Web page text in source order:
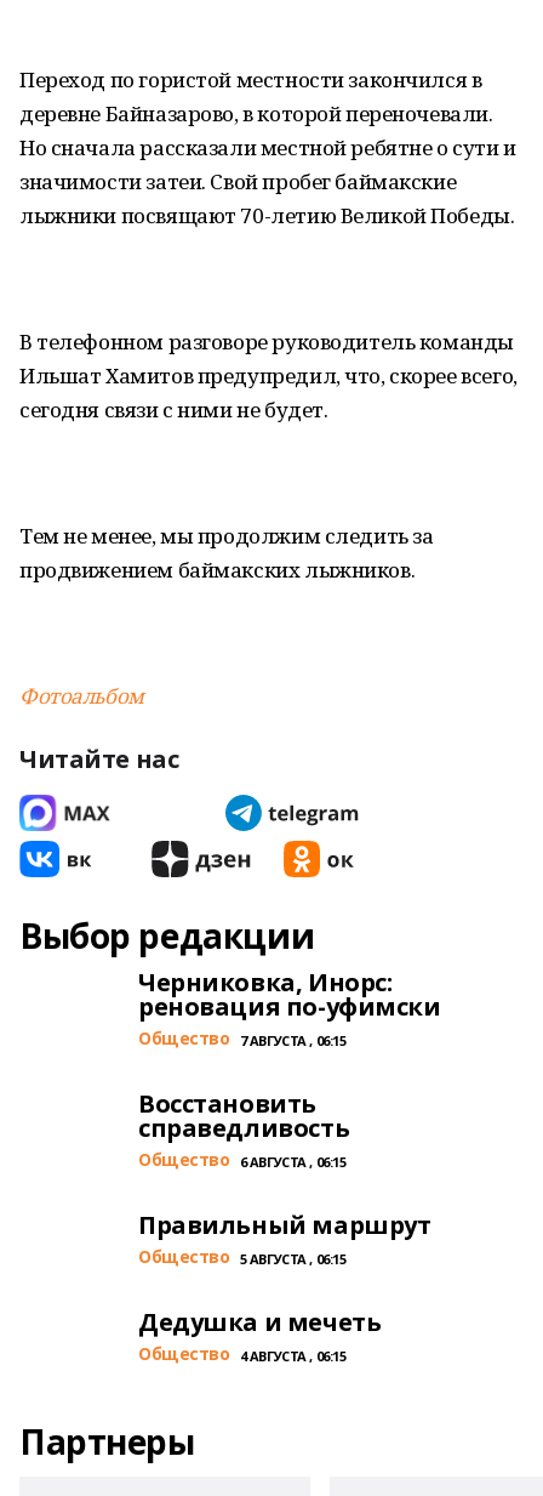
Переход по гористой местности закончился в
деревне Байназарово, в которой переночевали.
Но сначала рассказали местной ребятне о сути и
значимости затеи. Свой пробег баймакские
лыжники посвящают 70-летию Великой Победы.
В телефонном разговоре руководитель команды
Ильшат Хамитов предупредил, что, скорее всего,
сегодня связи с ними не будет.
Тем не менее, мы продолжим следить за
продвижением баймакских лыжников.
Фотоальбом
Читайте нас
Выбор редакции
Черниковка, Инорс:
реновация по-уфимски
Общество 7 АВГУСТА , 06:15
Восстановить
справедливость
Общество 6 АВГУСТА , 06:15
Правильный маршрут
Общество 5 АВГУСТА , 06:15
Дедушка и мечеть
Общество 4 АВГУСТА , 06:15
Партнеры